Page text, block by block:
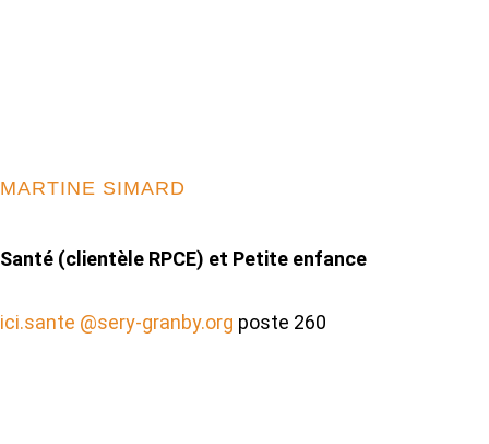
MARTINE SIMARD
Santé (clientèle RPCE) et Petite enfance
ici.sante @sery-granby.org poste 260